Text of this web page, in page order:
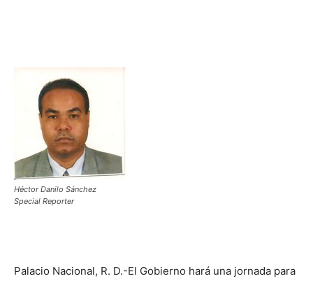
Héctor Danilo Sánchez
Special Reporter
Palacio Nacional, R. D.-El Gobierno hará una jornada para